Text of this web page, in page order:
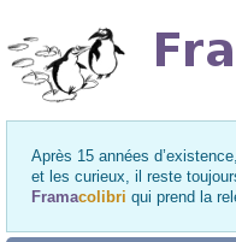
Après 15 années
et les curieux, il reste
Framacolibri qui prend la